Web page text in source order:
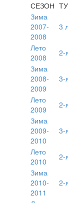
СЕЗОН
Зима
2007-
2008
3
Лето
2008
2-
Зима
2008-
2009
3-
Лето
2009
2-
Зима
2009-
2010
3-
Лето
2010
2-
Зима
2010-
2011
2-